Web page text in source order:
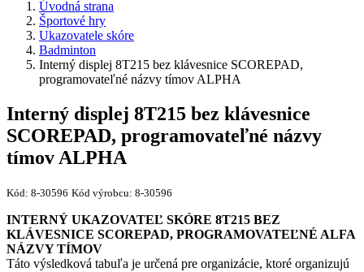
Úvodná strana
Športové hry
Ukazovatele skóre
Badminton
Interný displej 8T215 bez klávesnice SCOREPAD,
programovateľné názvy tímov ALPHA
Interný displej 8T215 bez klávesnice
SCOREPAD, programovateľné názvy
tímov ALPHA
Kód: 8-30596 Kód výrobcu: 8-30596
INTERNÝ UKAZOVATEĽ SKÓRE 8T215 BEZ
KLÁVESNICE SCOREPAD, PROGRAMOVATEĽNÉ ALFA
NÁZVY TÍMOV
Táto výsledková tabuľa je určená pre organizácie, ktoré organizujú